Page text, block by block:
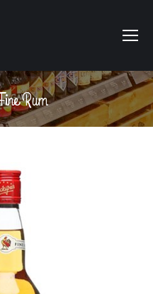
Rum
êtes ici :